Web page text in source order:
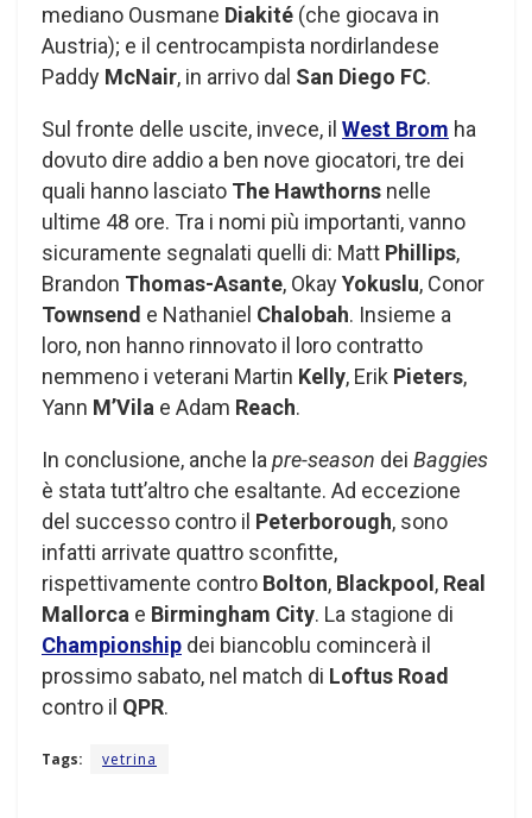
mediano Ousmane Diakité (che giocava in
Austria); e il centrocampista nordirlandese
Paddy McNair, in arrivo dal San Diego FC.
Sul fronte delle uscite, invece, il West Brom ha
dovuto dire addio a ben nove giocatori, tre dei
quali hanno lasciato The Hawthorns nelle
ultime 48 ore. Tra i nomi più importanti, vanno
sicuramente segnalati quelli di: Matt Phillips,
Brandon Thomas-Asante, OkayYokuslu, Conor
Townsend e Nathaniel Chalobah. Insieme a
loro, non hanno rinnovato il loro contratto
nemmeno i veterani Martin Kelly, Erik Pieters,
Yann M’Vila e Adam Reach.
In conclusione, anche la pre-season dei Baggies
è stata tutt’altro che esaltante. Ad eccezione
del successo contro il Peterborough, sono
infatti arrivate quattro sconfitte,
rispettivamente contro Bolton, Blackpool, Real
Mallorca e Birmingham City. La stagione di
Championship dei biancoblu comincerà il
prossimo sabato, nel match di Loftus Road
contro il QPR.
Tags: vetrina